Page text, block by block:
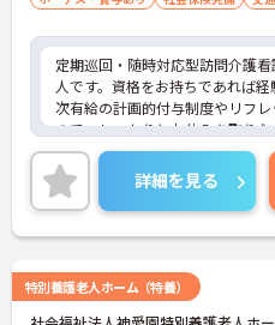
定期巡回・随時対応型訪問介護
人です。資格をお持ちであれば
次有給の計画的付与制度やリフ
ので、しっかりとお休みを取り
きます。ご興味のある方には、
等、さらに詳細をお話ししますの
ください！
詳細を見る
特別養護老人ホーム（特養）